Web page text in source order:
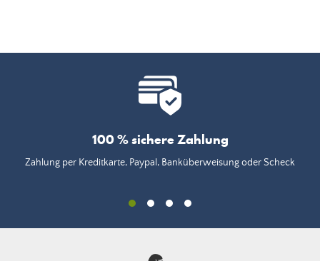
100 % sichere Zahlung
Zahlung per Kreditkarte, Paypal, Banküberweisung oder Scheck